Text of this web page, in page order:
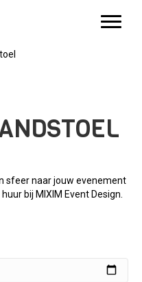
sfeer naar jouw evenement
bij MIXIM Event Design.